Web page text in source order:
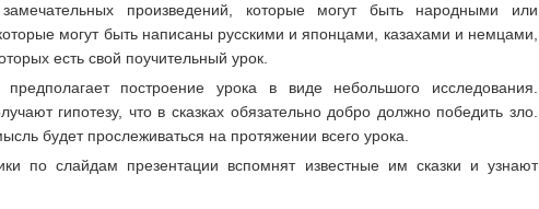
произведений, которые могут быть народными или
могут быть написаны русскими и японцами, казахами и немцами,
есть свой поучительный урок.
предполагает построение урока в виде небольшого исследования.
гипотезу, что в сказках обязательно добро должно победить зло.
будет прослеживаться на протяжении всего урока.
по слайдам презентации вспомнят известные им сказки и узнают